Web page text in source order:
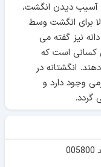
آسیب دیدن انگشت،
برای انگشت وسط
نیز گفته می
است که
انگشتانه در
وجود دارد و
گردد.